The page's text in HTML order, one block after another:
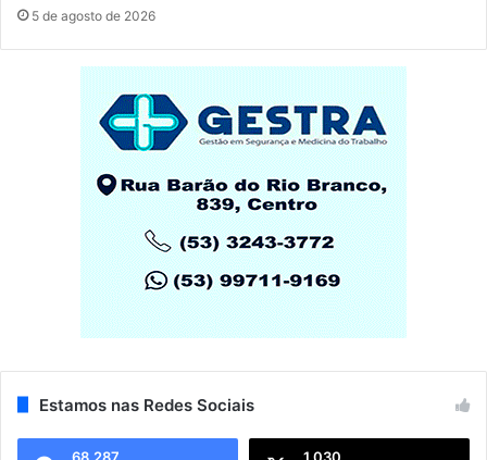
5 de agosto de 2026
Estamos nas Redes Sociais
68.287 1.030